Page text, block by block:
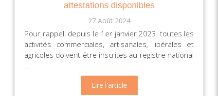
attestations disponibles
27 Août 2024
Pour rappel, depuis le 1er janvier 2023, toutes les
activités commerciales, artisanales, libérales et
agricoles doivent être inscrites au registre national
...
Lire l'article